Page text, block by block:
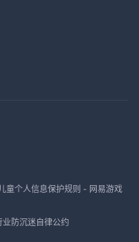
童个人信息保护规则 - 网易游戏
业防沉迷自律公约